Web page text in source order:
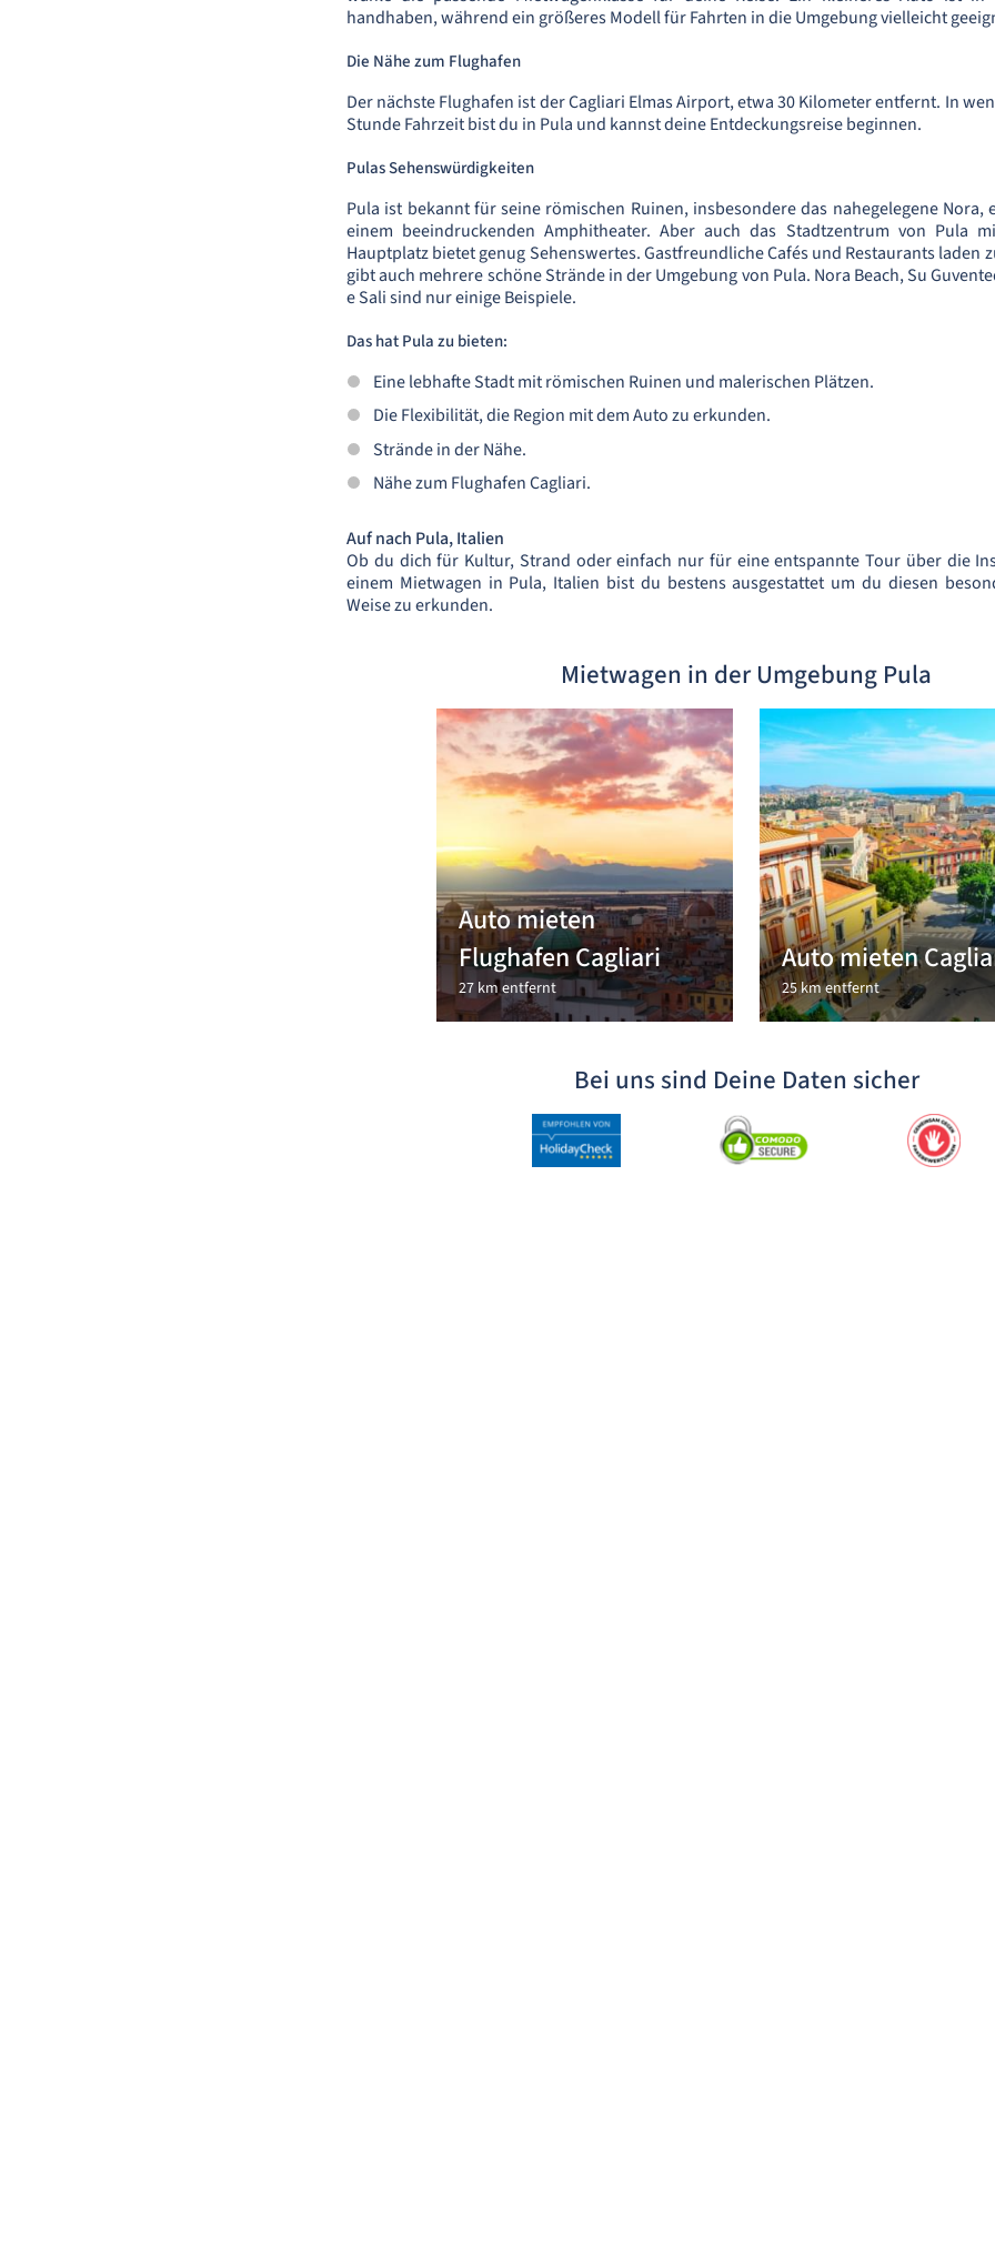
handhaben, während ein größeres Modell für Fahrten in die Umgebung vielleicht
Die Nähe zum Flughafen
Der nächste Flughafen ist der Cagliari Elmas Airport, etwa 30 Kilometer entfernt. In
Stunde Fahrzeit bist du in Pula und kannst deine Entdeckungsreise beginnen.
Pulas Sehenswürdigkeiten
Pula ist bekannt für seine römischen Ruinen, insbesondere das nahegelegene Nora,
einem beeindruckenden Amphitheater. Aber auch das Stadtzentrum von Pula
Hauptplatz bietet genug Sehenswertes. Gastfreundliche Cafés und Restaurants laden
gibt auch mehrere schöne Strände in der Umgebung von Pula. Nora Beach, Su
e Sali sind nur einige Beispiele.
Das hat Pula zu bieten:
Eine lebhafte Stadt mit römischen Ruinen und malerischen Plätzen.
Die Flexibilität, die Region mit dem Auto zu erkunden.
Strände in der Nähe.
Nähe zum Flughafen Cagliari.
Auf nach Pula, Italien
Ob du dich für Kultur, Strand oder einfach nur für eine entspannte Tour über die
einem Mietwagen in Pula, Italien bist du bestens ausgestattet um du diesen
Weise zu erkunden.
Mietwagen in der Umgebung Pula
Auto mieten
Flughafen Cagliari
27 km entfernt
Auto mieten
25 km entfernt
Bei uns sind Deine Daten sicher